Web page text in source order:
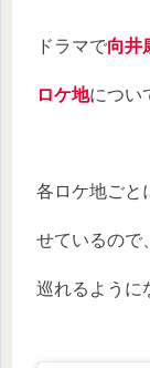
ドラマで向井
ロケ地につい
各ロケ地ごと
せているので
巡れるように